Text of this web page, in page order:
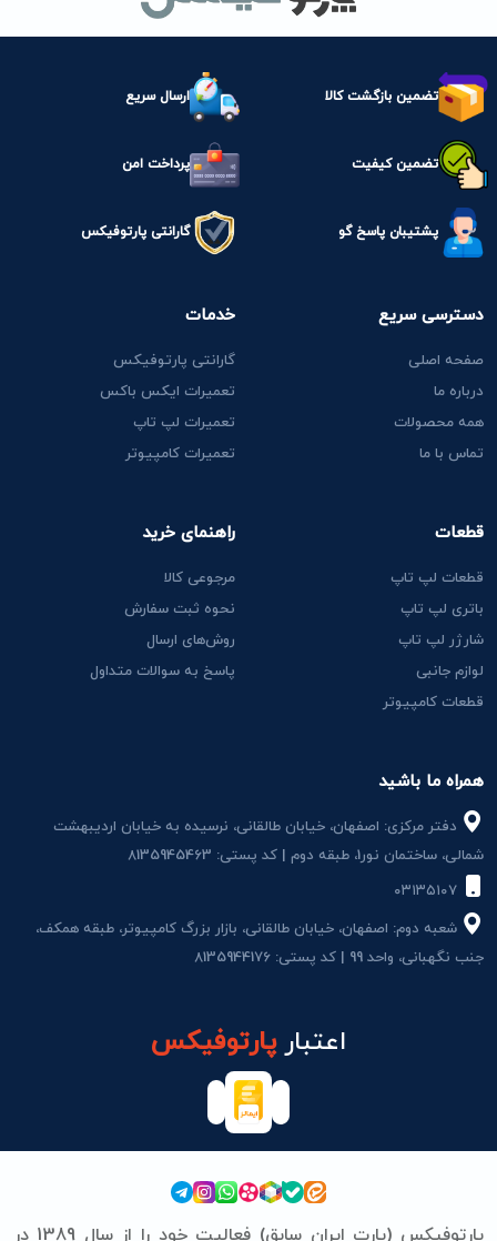
تضمین بازگشت کالا ارسال سریع
تضمین کیفیت پرداخت امن
پشتیبان پاسخ گو گارانتی پارتوفیکس
همراه ما باشید
دفتر مرکزی: اصفهان، خیابان طالقانی، نرسیده به خیابان اردیبهشت
شمالی، ساختمان نور1، طبقه دوم | کد پستی: 8135945463
شعبه دوم: اصفهان، خیابان طالقانی، بازار بزرگ کامپیوتر، طبقه همکف،
جنب نگهبانی، واحد 99 | کد پستی: 8135944176
دسترسی سریع
صفحه اصلی
درباره ما
همه محصولات
تماس با ما
قطعات
قطعات لپ تاپ
باتری لپ تاپ
شارژر لپ تاپ
لوازم جانبی
قطعات کامپیوتر
خدمات
گارانتی پارتوفیکس
تعمیرات ایکس باکس
تعمیرات لپ تاپ
تعمیرات کامپیوتر
راهنمای خرید
مرجوعی کالا
نحوه ثبت سفارش
روش‌های ارسال
پاسخ به سوالات متداول
اعتبارپارتوفیکس
پارتوفیکس (پارت ایران سابق) فعالیت خود را از سال 1389 در